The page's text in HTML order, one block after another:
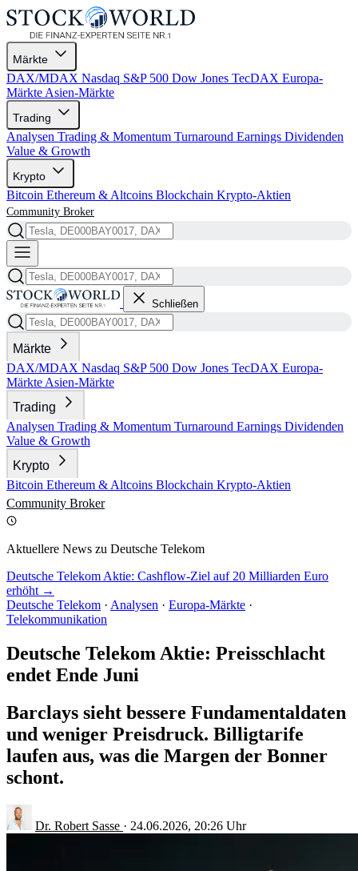
Märkte
DAX/MDAX Nasdaq S&P 500 Dow Jones TecDAX Europa-
Märkte Asien-Märkte
Trading
Analysen Trading & Momentum Turnaround Earnings Dividenden
Value & Growth
Krypto
Bitcoin Ethereum & Altcoins Blockchain Krypto-Aktien
Community Broker
Schließen
Märkte
DAX/MDAX Nasdaq S&P 500 Dow Jones TecDAX Europa-
Märkte Asien-Märkte
Trading
Analysen Trading & Momentum Turnaround Earnings Dividenden
Value & Growth
Krypto
Bitcoin Ethereum & Altcoins Blockchain Krypto-Aktien
Community Broker
Aktuellere News zu Deutsche Telekom
Deutsche Telekom Aktie: Cashflow-Ziel auf 20 Milliarden Euro
erhöht →
Deutsche Telekom · Analysen · Europa-Märkte ·
Telekommunikation
Deutsche Telekom Aktie: Preisschlacht
endet Ende Juni
Barclays sieht bessere Fundamentaldaten
und weniger Preisdruck. Billigtarife
laufen aus, was die Margen der Bonner
schont.
Dr. Robert Sasse · 24.06.2026, 20:26 Uhr